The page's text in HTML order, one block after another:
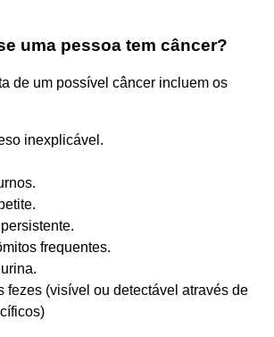
uma pessoa tem câncer?
de um possível câncer incluem os
inexplicável.
frequentes.
fezes (visível ou detectável através de